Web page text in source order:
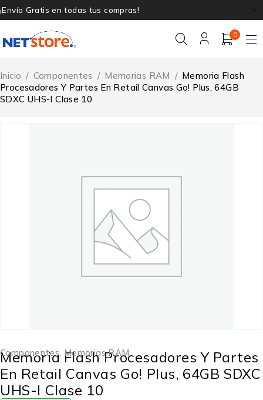
¡Envío Gratis en todas tus compras!
0
Inicio / Componentes / Memorias RAM / Memoria Flash
Procesadores Y Partes En Retail Canvas Go! Plus, 64GB
SDXC UHS-I Clase 10
Componentes, Memorias RAM
Memoria Flash Procesadores Y Partes
En Retail Canvas Go! Plus, 64GB SDXC
UHS-I Clase 10